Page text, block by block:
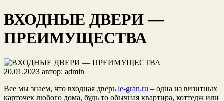
ВХОДНЫЕ ДВЕРИ —
ПРЕИМУЩЕСТВА
20.01.2023 автор: admin
Все мы знаем, что входная дверь le-gran.ru – одна из визитных
карточек любого дома, будь то обычная квартира, коттедж или